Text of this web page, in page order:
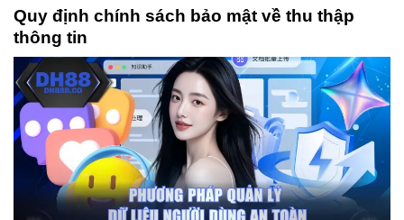
Quy định chính sách bảo mật về thu thập
thông tin